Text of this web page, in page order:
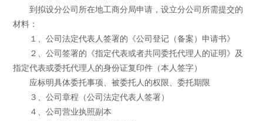
到拟设分公司所在地工商分局申请，设立分公司所需提交的
材料：
１、公司法定代表人签署的《公司登记（备案）申请书》
２、公司签署的《指定代表或者共同委托代理人的证明》及
指定代表或委托代理人的身份证复印件（本人签字）
应标明具体委托事项、被委托人的权限、委托期限
３、公司章程（公司法定代表人签署）
４、公司营业执照副本